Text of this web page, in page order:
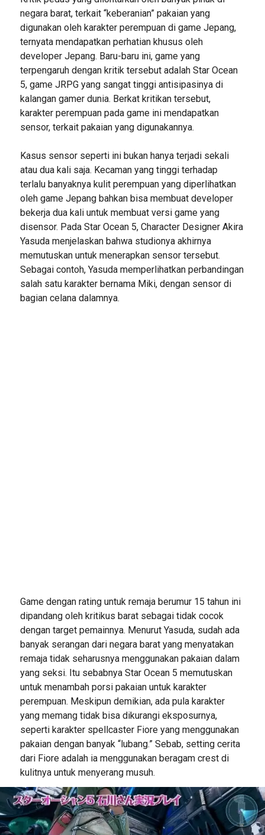
negara barat, terkait “keberanian” pakaian yang
digunakan oleh karakter perempuan di game Jepang,
ternyata mendapatkan perhatian khusus oleh
developer Jepang. Baru-baru ini, game yang
terpengaruh dengan kritik tersebut adalah Star Ocean
5, game JRPG yang sangat tinggi antisipasinya di
kalangan gamer dunia. Berkat kritikan tersebut,
karakter perempuan pada game ini mendapatkan
sensor, terkait pakaian yang digunakannya.
Kasus sensor seperti ini bukan hanya terjadi sekali
atau dua kali saja. Kecaman yang tinggi terhadap
terlalu banyaknya kulit perempuan yang diperlihatkan
oleh game Jepang bahkan bisa membuat developer
bekerja dua kali untuk membuat versi game yang
disensor. Pada Star Ocean 5, Character Designer Akira
Yasuda menjelaskan bahwa studionya akhirnya
memutuskan untuk menerapkan sensor tersebut.
Sebagai contoh, Yasuda memperlihatkan perbandingan
salah satu karakter bernama Miki, dengan sensor di
bagian celana dalamnya.
Game dengan rating untuk remaja berumur 15 tahun ini
dipandang oleh kritikus barat sebagai tidak cocok
dengan target pemainnya. Menurut Yasuda, sudah ada
banyak serangan dari negara barat yang menyatakan
remaja tidak seharusnya menggunakan pakaian dalam
yang seksi. Itu sebabnya Star Ocean 5 memutuskan
untuk menambah porsi pakaian untuk karakter
perempuan. Meskipun demikian, ada pula karakter
yang memang tidak bisa dikurangi eksposurnya,
seperti karakter spellcaster Fiore yang menggunakan
pakaian dengan banyak “lubang.” Sebab, setting cerita
dari Fiore adalah ia menggunakan beragam crest di
kulitnya untuk menyerang musuh.